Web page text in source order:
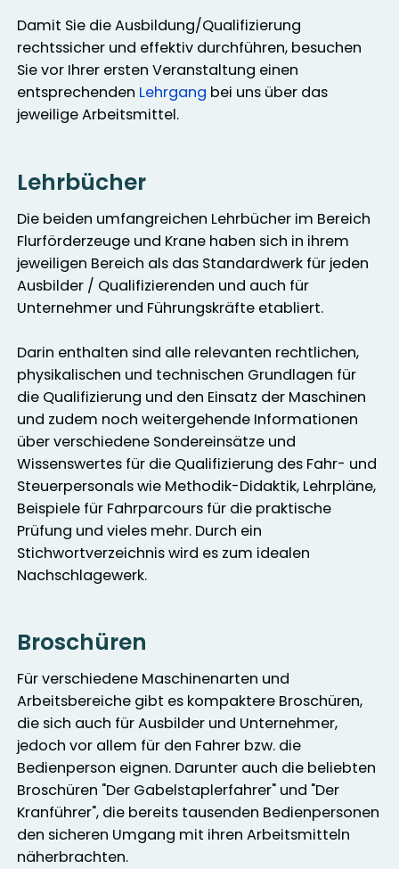
Damit Sie die Ausbildung/Qualifizierung
rechtssicher und effektiv durchführen, besuchen
Sie vor Ihrer ersten Veranstaltung einen
entsprechenden Lehrgang bei uns über das
jeweilige Arbeitsmittel.
Lehrbücher
Die beiden umfangreichen Lehrbücher im Bereich
Flurförderzeuge und Krane haben sich in ihrem
jeweiligen Bereich als das Standardwerk für jeden
Ausbilder / Qualifizierenden und auch für
Unternehmer und Führungskräfte etabliert.
Darin enthalten sind alle relevanten rechtlichen,
physikalischen und technischen Grundlagen für
die Qualifizierung und den Einsatz der Maschinen
und zudem noch weitergehende Informationen
über verschiedene Sondereinsätze und
Wissenswertes für die Qualifizierung des Fahr- und
Steuerpersonals wie Methodik-Didaktik, Lehrpläne,
Beispiele für Fahrparcours für die praktische
Prüfung und vieles mehr. Durch ein
Stichwortverzeichnis wird es zum idealen
Nachschlagewerk.
Broschüren
Für verschiedene Maschinenarten und
Arbeitsbereiche gibt es kompaktere Broschüren,
die sich auch für Ausbilder und Unternehmer,
jedoch vor allem für den Fahrer bzw. die
Bedienperson eignen. Darunter auch die beliebten
Broschüren "Der Gabelstaplerfahrer" und "Der
Kranführer", die bereits tausenden Bedienpersonen
den sicheren Umgang mit ihren Arbeitsmitteln
näherbrachten.